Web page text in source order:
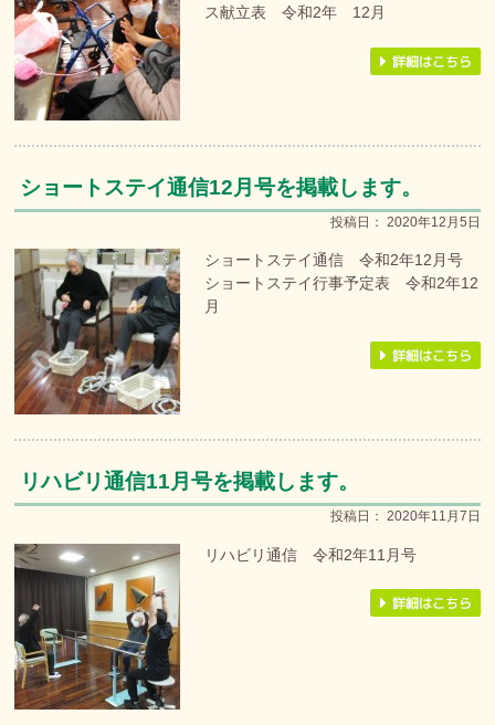
ス献立表 令和2年 12月
ショートステイ通信12月号を掲載します。
投稿日： 2020年12月5日
ショートステイ通信 令和2年12月号
ショートステイ行事予定表 令和2年12
月
リハビリ通信11月号を掲載します。
投稿日： 2020年11月7日
リハビリ通信 令和2年11月号